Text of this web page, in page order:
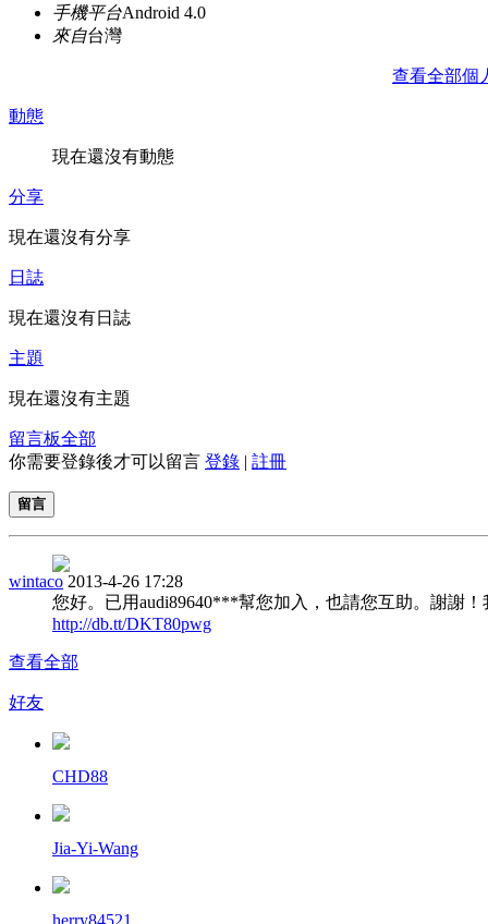
手機平台Android 4.0
來自台灣
查看全部個
動態
現在還沒有動態
分享
現在還沒有分享
日誌
現在還沒有日誌
主題
現在還沒有主題
留言板全部
你需要登錄後才可以留言 登錄 | 註冊
留言
wintaco 2013-4-26 17:28
您好。已用audi89640***幫您加入，也請您互助。謝謝！
http://db.tt/DKT80pwg
查看全部
好友
CHD88
Jia-Yi-Wang
herry84521